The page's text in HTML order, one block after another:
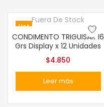
Hot
Fuera De Stock
CONDIMENTO TRIGUISAR 16
Grs Display x 12 Unidades
$4.850
Leer más